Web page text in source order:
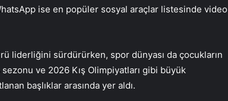
ise en popüler sosyal araçlar listesinde video
liderliğini sürdürürken, spor dünyası da çocukların
ve 2026 Kış Olimpiyatları gibi büyük
başlıklar arasında yer aldı.